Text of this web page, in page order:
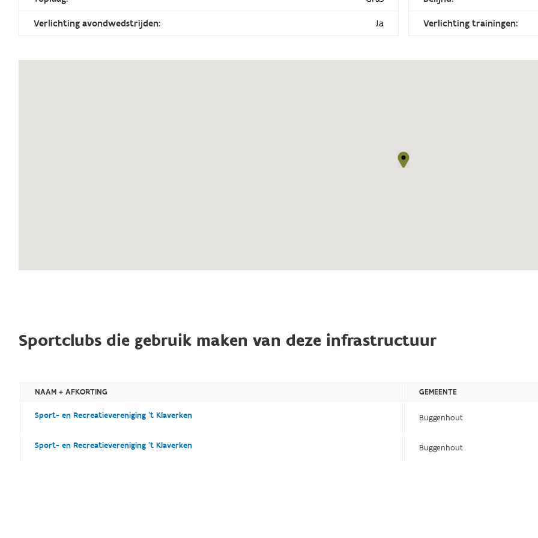
Verlichting avondwedstrijden: Ja Verlichting trainingen:
Sportclubs die gebruik maken van deze infrastructuur
NAAM + AFKORTING GEMEENTE
Sport- en Recreatievereniging 't Klaverken Buggenhout
Sport- en Recreatievereniging 't Klaverken Buggenhout